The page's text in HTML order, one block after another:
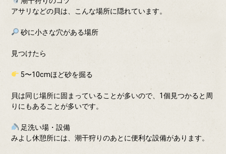
アサリなどの貝は、こんな場所に隠れています。
砂に小さな穴がある場所
見つけたら
5〜10cmほど砂を掘る
貝は同じ場所に固まっていることが多いので、1個見つかると周
りにもあることが多いです。
足洗い場・設備
みよし休憩所には、潮干狩りのあとに便利な設備があります。